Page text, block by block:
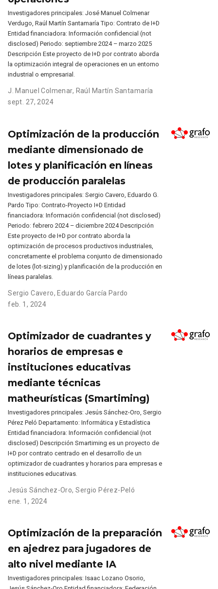
Investigadores principales: José Manuel Colmenar
Verdugo, Raúl Martín Santamaría Tipo: Contrato de I+D
Entidad financiadora: Información confidencial (not
disclosed) Periodo: septiembre 2024 – marzo 2025
Descripción Este proyecto de I+D por contrato aborda
la optimización integral de operaciones en un entorno
industrial o empresarial.
J. Manuel Colmenar, Raúl Martín Santamaría
sept. 27, 2024
Optimización de la producción
mediante dimensionado de
lotes y planificación en líneas
de producción paralelas
Investigadores principales: Sergio Cavero, Eduardo G.
Pardo Tipo: Contrato-Proyecto I+D Entidad
financiadora: Información confidencial (not disclosed)
Periodo: febrero 2024 – diciembre 2024 Descripción
Este proyecto de I+D por contrato aborda la
optimización de procesos productivos industriales,
concretamente el problema conjunto de dimensionado
de lotes (lot-sizing) y planificación de la producción en
líneas paralelas.
Sergio Cavero, Eduardo García Pardo
feb. 1, 2024
Optimizador de cuadrantes y
horarios de empresas e
instituciones educativas
mediante técnicas
matheurísticas (Smartiming)
Investigadores principales: Jesús Sánchez-Oro, Sergio
Pérez Peló Departamento: Informática y Estadística
Entidad financiadora: Información confidencial (not
disclosed) Descripción Smartiming es un proyecto de
I+D por contrato centrado en el desarrollo de un
optimizador de cuadrantes y horarios para empresas e
instituciones educativas.
Jesús Sánchez-Oro,Sergio Pérez-Peló
ene. 1, 2024
Optimización de la preparación
en ajedrez para jugadores de
alto nivel mediante IA
Investigadores principales: Isaac Lozano Osorio,